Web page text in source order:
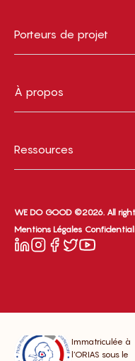
Porteurs de projet
À propos
Ressources
WE DO GOOD ©2026. All
Mentions Légales
Immatriculée à
l’ORIAS sous le